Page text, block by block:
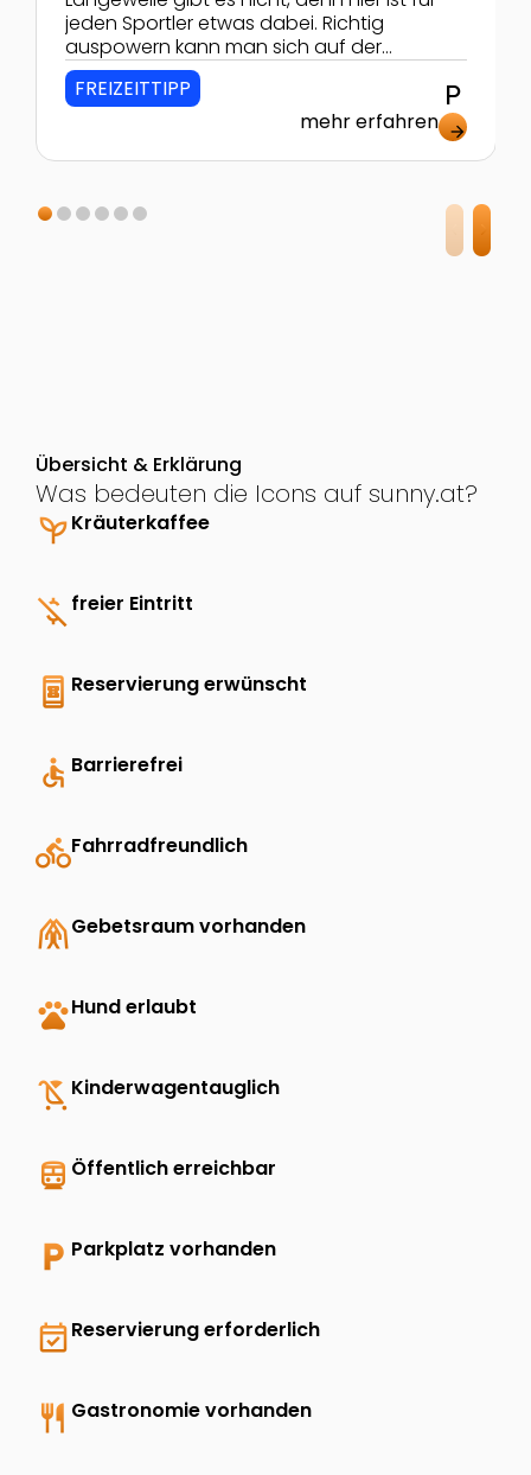
jeden Sportler etwas dabei. Richtig
auspowern kann man sich auf der
Kletterwand oder bei einem Match im
Tenniscenter. Eislaufen bei jedem Wetter
ermöglicht die große Eissporthalle.
FREIZEITTIPP local_parking
mehr erfahren arrow_forward
Übersicht & Erklärung
Was bedeuten die Icons auf sunny.at?
psychiatryKräuterkaffee
money_off freier Eintritt
book_online Reservierung erwünscht
accessible Barrierefrei
directions_bikeFahrradfreundlich
folded_handsGebetsraum vorhanden
petsHund erlaubt
child_friendly Kinderwagentauglich
directions_transit Öffentlich erreichbar
local_parking Parkplatz vorhanden
event_availableReservierung erforderlich
restaurant Gastronomie vorhanden